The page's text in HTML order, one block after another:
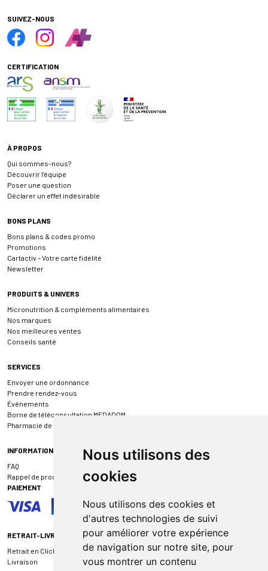
Nous utilisons des
cookies
Nous utilisons des cookies et
d'autres technologies de suivi
pour améliorer votre expérience
de navigation sur notre site, pour
vous montrer un contenu
SUIVEZ-NOUS
CERTIFICATION
À PROPOS
Qui sommes-nous?
Découvrir l’équipe
Poser une question
Déclarer un effet indésirable
BONS PLANS
Bons plans & codes promo
Promotions
Cartactiv – Votre carte fidélité
Newsletter
PRODUITS & UNIVERS
Micronutrition & compléments alimentaires
Nos marques
Nos meilleures ventes
Conseils santé
SERVICES
Envoyer une ordonnance
Prendre rendez-vous
Événements
Borne de téléconsultation MEDADOM
Pharmacie de garde
INFORMATIONS
FAQ
Rappel de produit
PAIEMENT
RETRAIT-LIVRAISON
Retrait en Click & Collect
Livraison